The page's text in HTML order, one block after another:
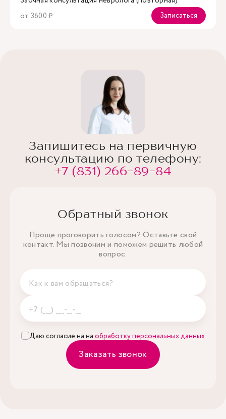
от 3600 ₽
Записаться
Запишитесь на первичную
консультацию по телефону:
+7 (831) 266-89-84
Обратный звонок
Проще проговорить голосом? Оставьте свой
контакт. Мы позвоним и поможем решить любой
вопрос.
Даю согласие на на обработку персональных данных
Заказать звонок